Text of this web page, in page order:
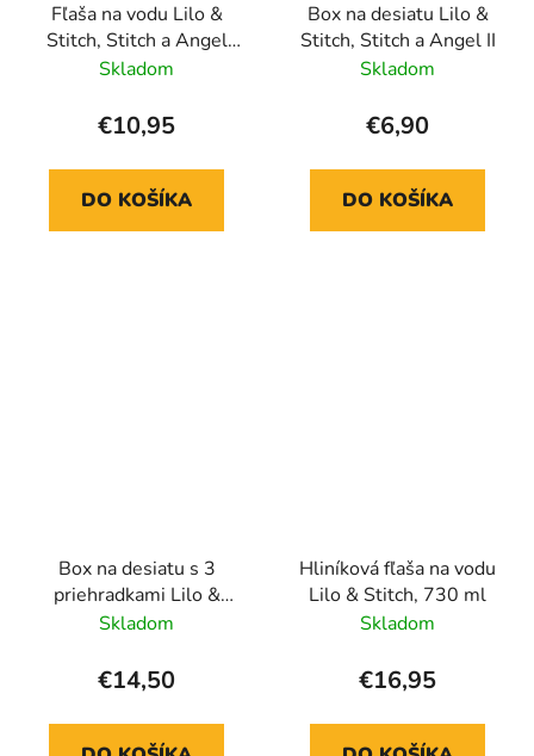
Fľaša na vodu Lilo &
Stitch, Stitch a Angel
510 ml
Skladom
€10,95
DO KOŠÍKA
Box na desiatu Lilo &
Stitch, Stitch a Angel II
Skladom
€6,90
DO KOŠÍKA
Box na desiatu s 3
priehradkami Lilo &
Stitch, Stitch a Angel
Skladom
€14,50
Hliníková fľaša na vodu
Lilo & Stitch, 730 ml
Skladom
€16,95